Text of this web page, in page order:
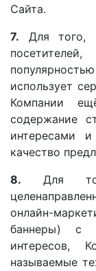
Сайта.
7. Для того,
использует
Компании
содержание
интересами
качество
8. Для
онлайн-
баннеры) с
интересов,
называемые